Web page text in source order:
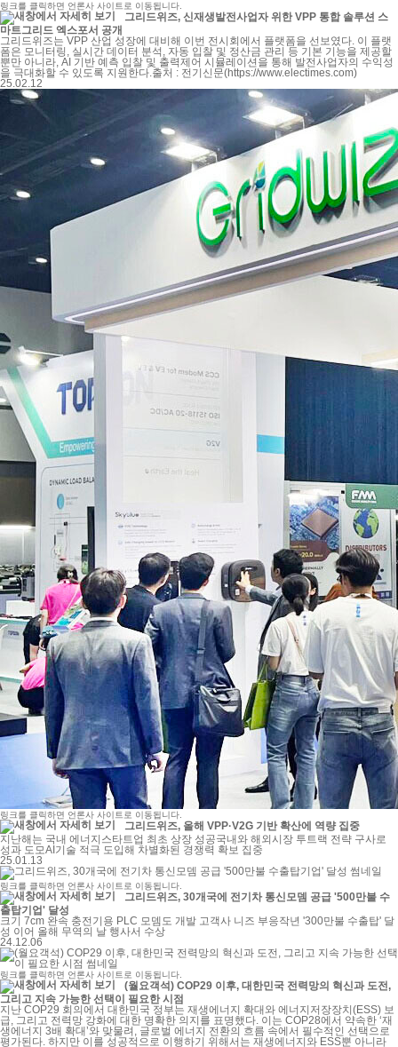
링크를 클릭하면 언론사 사이트로 이동됩니다.
그리드위즈, 신재생발전사업자 위한 VPP 통합 솔루션 스
마트그리드 엑스포서 공개
그리드위즈는 VPP 산업 성장에 대비해 이번 전시회에서 플랫폼을 선보였다. 이 플랫
폼은 모니터링, 실시간 데이터 분석, 자동 입찰 및 정산금 관리 등 기본 기능을 제공할
뿐만 아니라, AI 기반 예측 입찰 및 출력제어 시뮬레이션을 통해 발전사업자의 수익성
을 극대화할 수 있도록 지원한다.출처 : 전기신문(https://www.electimes.com)
25.02.12
링크를 클릭하면 언론사 사이트로 이동됩니다.
그리드위즈, 올해 VPP·V2G 기반 확산에 역량 집중
지난해는 국내 에너지스타트업 최초 상장 성공국내와 해외시장 투트랙 전략 구사로
성과 도모AI기술 적극 도입해 차별화된 경쟁력 확보 집중
25.01.13
링크를 클릭하면 언론사 사이트로 이동됩니다.
그리드위즈, 30개국에 전기차 통신모뎀 공급 '500만불 수
출탑기업' 달성
크기 7cm 완속 충전기용 PLC 모뎀도 개발 고객사 니즈 부응작년 '300만불 수출탑' 달
성 이어 올해 무역의 날 행사서 수상
24.12.06
링크를 클릭하면 언론사 사이트로 이동됩니다.
(월요객석) COP29 이후, 대한민국 전력망의 혁신과 도전,
그리고 지속 가능한 선택이 필요한 시점
지난 COP29 회의에서 대한민국 정부는 재생에너지 확대와 에너지저장장치(ESS) 보
급, 그리고 전력망 강화에 대한 명확한 의지를 표명했다. 이는 COP28에서 약속한 ‘재
생에너지 3배 확대’와 맞물려, 글로벌 에너지 전환의 흐름 속에서 필수적인 선택으로
평가된다. 하지만 이를 성공적으로 이행하기 위해서는 재생에너지와 ESS뿐 아니라